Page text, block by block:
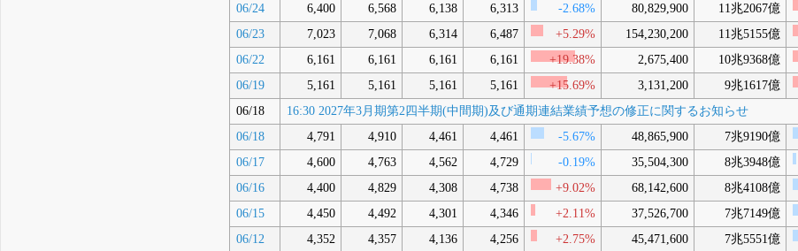
06/24
6,400 6,568 6,138 6,313 -2.68% 80,829,900 11兆2067億
06/23
7,023 7,068 6,314 6,487 +5.29% 154,230,200 11兆5155億
06/22
6,161 6,161 6,161 6,161 +19.38% 2,675,400 10兆9368億
06/19
5,161 5,161 5,161 5,161 +15.69% 3,131,200 9兆1617億
06/18
16:30 2027年3月期第2四半期(中間期)及び通期連結業績予想の修正に関するお知らせ
06/18
4,791 4,910 4,461 4,461 -5.67% 48,865,900 7兆9190億
06/17
4,600 4,763 4,562 4,729 -0.19% 35,504,300 8兆3948億
06/16
4,400 4,829 4,308 4,738 +9.02% 68,142,600 8兆4108億
06/15
4,450 4,492 4,301 4,346 +2.11% 37,526,700 7兆7149億
06/12
4,352 4,357 4,136 4,256 +2.75% 45,471,600 7兆5551億